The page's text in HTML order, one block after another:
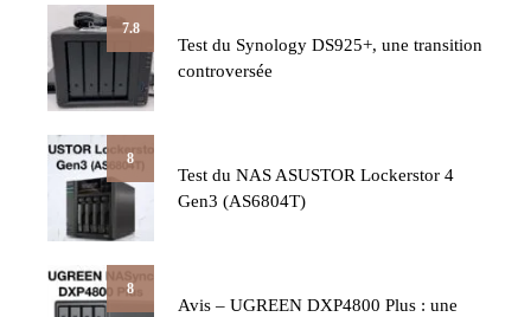
7.8
Test du Synology DS925+, une transition
controversée
8
Test du NAS ASUSTOR Lockerstor 4
Gen3 (AS6804T)
8
Avis – UGREEN DXP4800 Plus : une